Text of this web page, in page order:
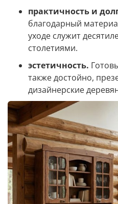
практичность и
благодарный
уходе служит
столетиями.
эстетичность.
также достойно,
дизайнерские